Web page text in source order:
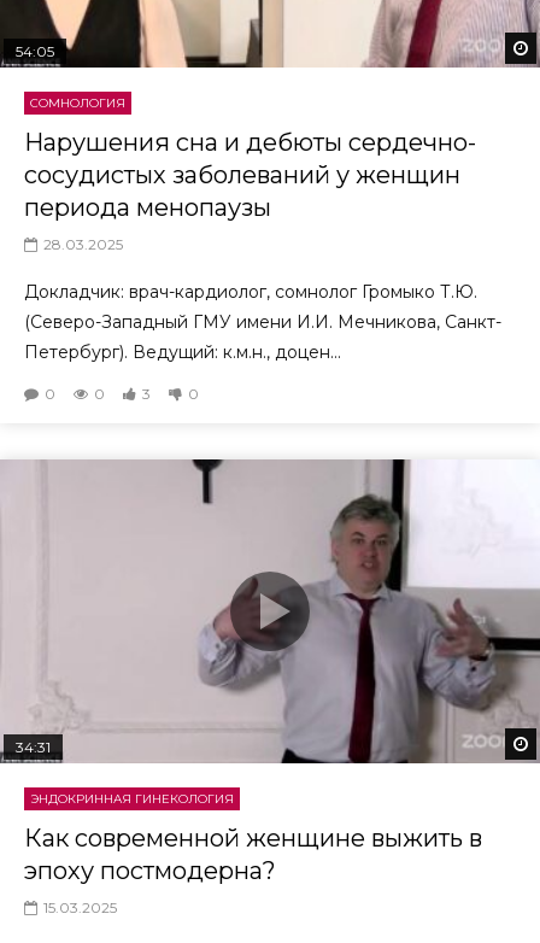
54:05
СОМНОЛОГИЯ
Нарушения сна и дебюты сердечно-
сосудистых заболеваний у женщин
периода менопаузы
28.03.2025
Докладчик: врач-кардиолог, сомнолог Громыко Т.Ю.
(Северо-Западный ГМУ имени И.И. Мечникова, Санкт-
Петербург). Ведущий: к.м.н., доцен...
0 0 3 0
34:31
ЭНДОКРИННАЯ ГИНЕКОЛОГИЯ
Как современной женщине выжить в
эпоху постмодерна?
15.03.2025